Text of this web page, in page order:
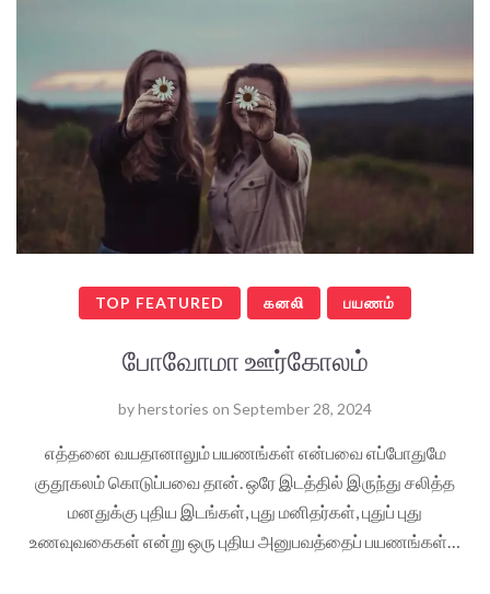
TOP FEATURED கனலி பயணம்
போவோமா ஊர்கோலம்
byherstories on September 28, 2024
எத்தனை வயதானாலும் பயணங்கள் என்பவை எப்போதுமே
குதூகலம் கொடுப்பவை தான். ஒரே இடத்தில் இருந்து சலித்த
மனதுக்கு புதிய இடங்கள், புது மனிதர்கள், புதுப் புது
உணவுவகைகள் என்று ஒரு புதிய அனுபவத்தைப் பயணங்கள்…